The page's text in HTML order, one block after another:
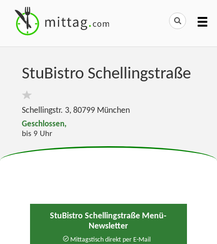
StuBistro Schellingstraße
Schellingstr. 3, 80799 München
Geschlossen,
bis 9 Uhr
StuBistro Schellingstraße Menü-
Newsletter
Mittagstisch direkt per E-Mail